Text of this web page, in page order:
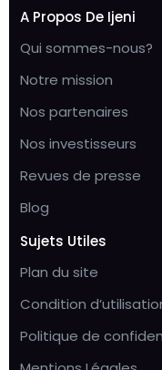
A Propos De Ijeni
Qui sommes-nous?
Notre mission
Nos partenaires
Nos investisseurs
Revues de presse
Blog
Sujets Utiles
Plan du site
Condition
Politique de